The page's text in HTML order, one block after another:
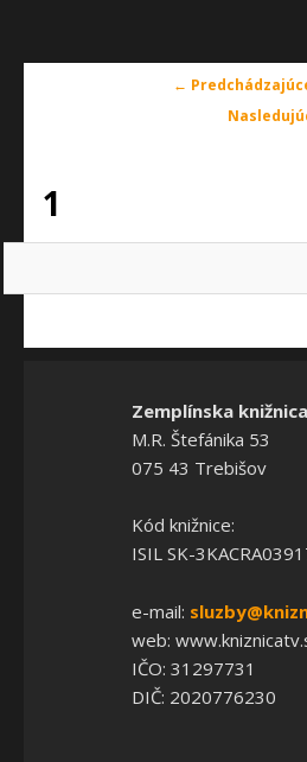
Navigácia
←
1
Zemplínska
M.R. Štefánika 53
075 43 Trebišov
Kód knižnice:
ISIL SK-
e-mail:
web:
IČO: 31297731
DIČ: 2020776230